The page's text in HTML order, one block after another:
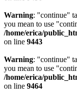
Warning: "continue"
you mean to use
/home/erica/
on line 9443
Warning: "continue"
you mean to use
/home/erica/
on line 9464